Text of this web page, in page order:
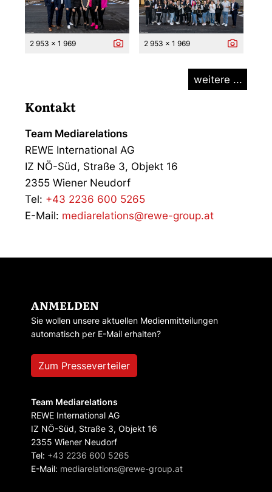
2 953 x 1 969 2 953 x 1 969
weitere ...
Kontakt
Team Mediarelations
REWE International AG
IZ NÖ-Süd, Straße 3, Objekt 16
2355 Wiener Neudorf
Tel: +43 2236 600 5265
E-Mail: mediarelations@rewe-group.at
ANMELDEN
Sie wollen unsere aktuellen Medienmitteilungen
automatisch per E-Mail erhalten?
Zum Presseverteiler
Team Mediarelations
REWE International AG
IZ NÖ-Süd, Straße 3, Objekt 16
2355 Wiener Neudorf
Tel: +43 2236 600 5265
E-Mail: mediarelations@rewe-group.at